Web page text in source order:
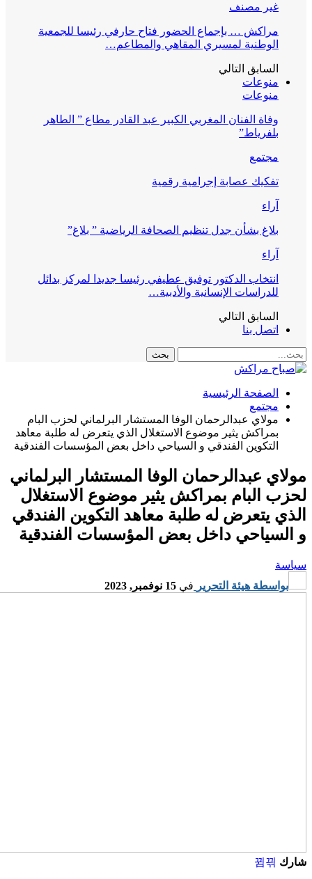
غير مصنف
مراكش … بإجماع الحضور فتاح حارفي رئيسا للجمعية
الوطنية لمسيري المقاهي والمطاعم…
السابقالتالي
منوعات
منوعات
وفاة الفنان المغربي الكبير عبد القادر مطاع ” الطاهر
بلفرياط”
مجتمع
تفكيك عصابة إجرامية رقمية
بلاغ بشأن جدل تنظيم الصحافة الرياضية ” بلاغ”
انتخاب الدكتور توفيق عطيفي رئيسا جديدا لمركز بدائل
للدراسات الإنسانية والأدبية…
السابقالتالي
اتصل بنا
الصفحة الرئيسية
مجتمع
مولاي عبدالرحمان الوفا المستشار البرلماني لحزب البام
بمراكش يثير موضوع الاستغلال الذي يتعرض له طلبة معاهد
التكوين الفندقي و السياحي داخل بعض المؤسسات الفندقية
عبدالرحمان الوفا المستشار البرلماني
البام بمراكش يثير موضوع الاستغلال
يتعرض له طلبة معاهد التكوين الفندقي
داخل بعض المؤسسات الفندقية
بواسطةهيئة التحرير في 15 نوفمبر, 2023